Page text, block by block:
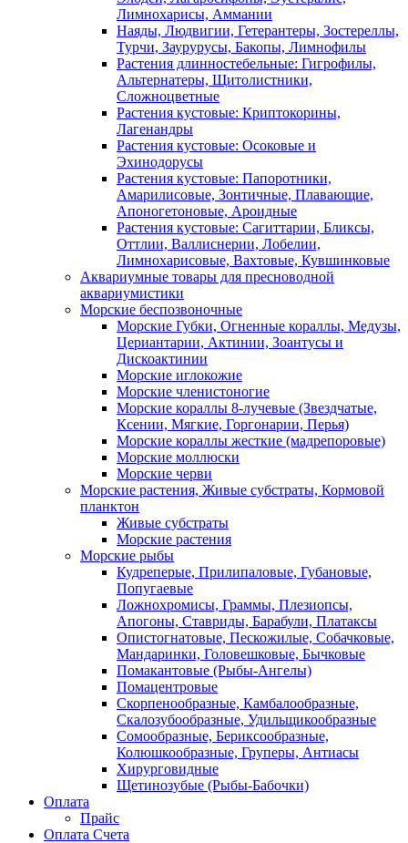
Лимнохарисы, Аммании
Наяды, Людвигии, Гетерантеры, Зостереллы,
Турчи, Заурурусы, Бакопы, Лимнофилы
Растения длинностебельные: Гигрофилы,
Альтернатеры, Щитолистники,
Сложноцветные
Растения кустовые: Криптокорины,
Лагенандры
Растения кустовые: Осоковые и
Эхинодорусы
Растения кустовые: Папоротники,
Амарилисовые, Зонтичные, Плавающие,
Апоногетоновые, Ароидные
Растения кустовые: Сагиттарии, Бликсы,
Оттлии, Валлиснерии, Лобелии,
Лимнохарисовые, Вахтовые, Кувшинковые
Аквариумные товары для пресноводной
аквариумистики
Морские беспозвоночные
Морские Губки, Огненные кораллы, Медузы,
Цериантарии, Актинии, Зоантусы и
Дискоактинии
Морские иглокожие
Морские членистоногие
Морские кораллы 8-лучевые (Звездчатые,
Ксении, Мягкие, Горгонарии, Перья)
Морские кораллы жесткие (мадрепоровые)
Морские моллюски
Морские черви
Морские растения, Живые субстраты, Кормовой
планктон
Живые субстраты
Морские растения
Морские рыбы
Кудреперые, Прилипаловые, Губановые,
Попугаевые
Ложнохромисы, Граммы, Плезиопсы,
Апогоны, Ставриды, Барабули, Платаксы
Опистогнатовые, Пескожилые, Собачковые,
Мандаринки, Головешковые, Бычковые
Помакантовые (Рыбы-Ангелы)
Помацентровые
Скорпенообразные, Камбалообразные,
Скалозубообразные, Удильщикообразные
Сомообразные, Бериксообразные,
Колюшкообразные, Груперы, Антиасы
Хирурговидные
Щетинозубые (Рыбы-Бабочки)
Оплата
Прайс
Оплата Счета